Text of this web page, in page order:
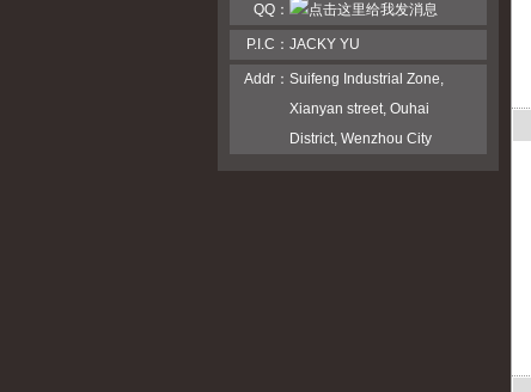
QQ：
P.I.C： JACKY YU
Addr： Suifeng Industrial Zone,
Xianyan street, Ouhai
District, Wenzhou City